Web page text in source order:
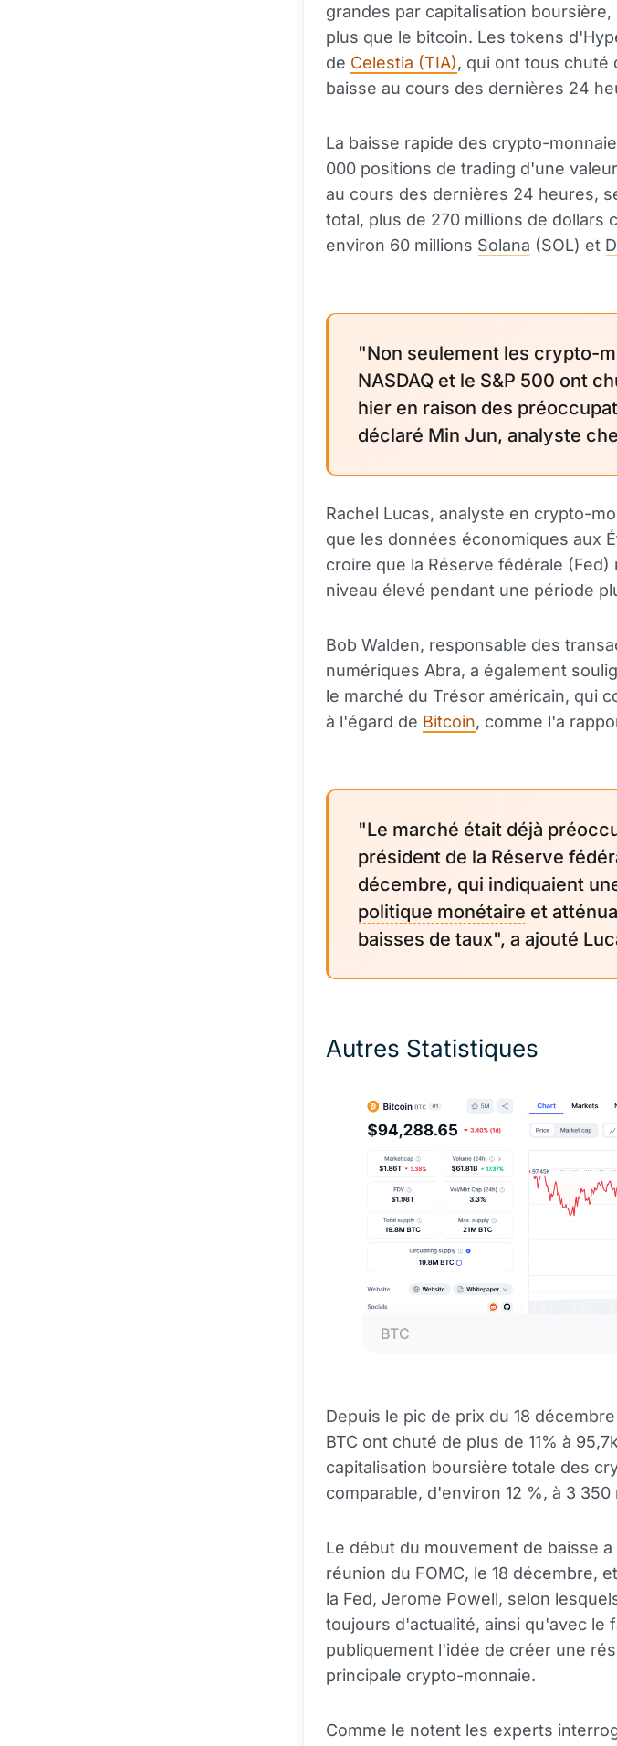
grandes par capitalisation
plus que le bitcoin. Les tokens d'
de Celestia (TIA), qui ont tous chuté
baisse au cours des dernières 24
La baisse rapide des crypto-
000 positions de trading d'une
au cours des dernières 24 heures,
total, plus de 270 millions de dollars
environ 60 millions Solana (SOL) et
"Non seulement les crypto-
NASDAQ et le S&P 500 ont
hier en raison des
déclaré Min Jun, analyste
Rachel Lucas, analyste en crypto-
que les données économiques aux
croire que la Réserve fédérale
niveau élevé pendant une période
Bob Walden, responsable des
numériques Abra, a également
le marché du Trésor américain, qui
à l'égard de Bitcoin, comme l'a
"Le marché était déjà
président de la Réserve
décembre, qui indiquaient
politique monétaire et
baisses de taux", a ajouté
Autres Statistiques
BTC
Depuis le pic de prix du 18
BTC ont chuté de plus de 11% à
capitalisation boursière totale des
comparable, d'environ 12 %, à 3 350
Le début du mouvement de baisse
réunion du FOMC, le 18 décembre,
la Fed, Jerome Powell, selon
toujours d'actualité, ainsi qu'avec le
publiquement l'idée de créer une
principale crypto-monnaie.
Comme le notent les experts